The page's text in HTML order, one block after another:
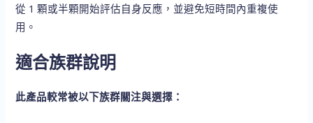
從 1 顆或半顆開始評估自身反應，並避免短時間內重複使
用。
適合族群說明
此產品較常被以下族群關注與選擇：